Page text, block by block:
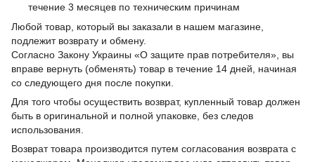
течение 3 месяцев по техническим причинам
Любой товар, который вы заказали в нашем магазине,
подлежит возврату и обмену.
Согласно Закону Украины «О защите прав потребителя», вы
вправе вернуть (обменять) товар в течение 14 дней, начиная
со следующего дня после покупки.
Для того чтобы осуществить возврат, купленный товар должен
быть в оригинальной и полной упаковке, без следов
использования.
Возврат товара производится путем согласования возврата с